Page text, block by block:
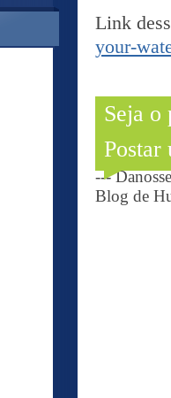
Link
your-
Seja o
Postar
---
Blog de